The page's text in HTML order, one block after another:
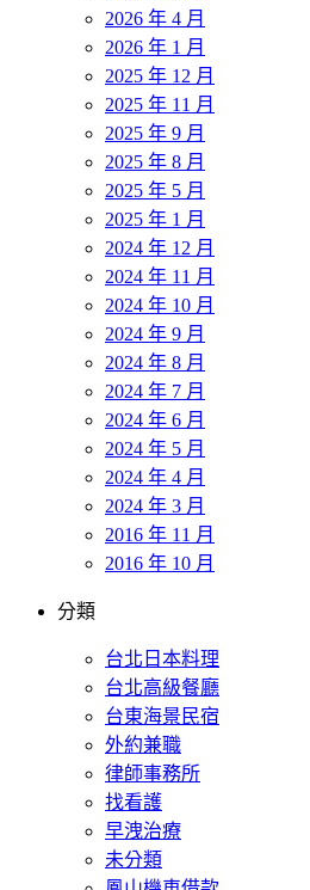
2026 年 4 月
2026 年 1 月
2025 年 12 月
2025 年 11 月
2025 年 9 月
2025 年 8 月
2025 年 5 月
2025 年 1 月
2024 年 12 月
2024 年 11 月
2024 年 10 月
2024 年 9 月
2024 年 8 月
2024 年 7 月
2024 年 6 月
2024 年 5 月
2024 年 4 月
2024 年 3 月
2016 年 11 月
2016 年 10 月
分類
台北日本料理
台北高級餐廳
台東海景民宿
外約兼職
律師事務所
找看護
早洩治療
未分類